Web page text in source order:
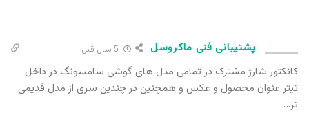
پشتیبانی فنی ماکروسل
کانکتور شارژ مشترک در تمامی مدل های گوشی سامسونگ در داخل
تیتر عنوان محصول و عکس و همچنین در چندین سری از مدل قدیمی
تر…